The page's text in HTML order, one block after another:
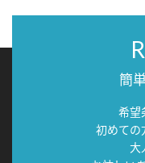
簡
希望
初めての
大